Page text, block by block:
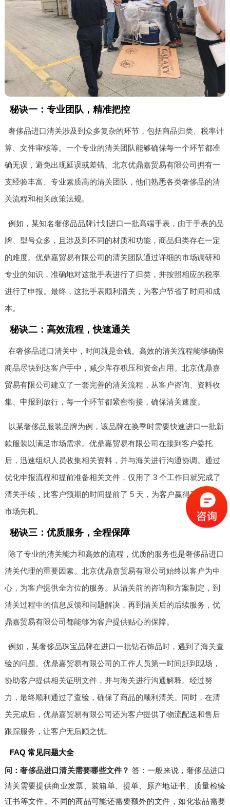
秘诀一：专业团队，精准把控
奢侈品进口清关涉及到众多复杂的环节，包括商品归类、税率计
算、文件审核等。一个专业的清关团队能够确保每一个环节都准
确无误，避免出现延误或差错。北京优鼎嘉贸易有限公司拥有一
支经验丰富、专业素质高的清关团队，他们熟悉各类奢侈品的清
关流程和相关政策法规。
例如，某知名奢侈品品牌计划进口一批高端手表，由于手表的品
牌、型号众多，且涉及到不同的材质和功能，商品归类存在一定
的难度。优鼎嘉贸易有限公司的清关团队通过详细的市场调研和
专业的知识，准确地对这批手表进行了归类，并按照相应的税率
进行了申报。最终，这批手表顺利清关，为客户节省了时间和成
本。
秘诀二：高效流程，快速通关
在奢侈品进口清关中，时间就是金钱。高效的清关流程能够确保
商品尽快到达客户手中，减少库存积压和资金占用。北京优鼎嘉
贸易有限公司建立了一套完善的清关流程，从客户咨询、资料收
集、申报到放行，每一个环节都紧密衔接，确保清关速度。
以某奢侈品服装品牌为例，该品牌在换季时需要快速进口一批新
款服装以满足市场需求。优鼎嘉贸易有限公司在接到客户委托
后，迅速组织人员收集相关资料，并与海关进行沟通协调。通过
优化申报流程和提前准备相关文件，仅用了 3 个工作日就完成了
清关手续，比客户预期的时间提前了 5 天，为客户赢得了宝贵的
市场先机。
秘诀三：优质服务，全程保障
除了专业的清关能力和高效的流程，优质的服务也是奢侈品进口
清关代理的重要因素。北京优鼎嘉贸易有限公司始终以客户为中
心，为客户提供全方位的服务。从清关前的咨询和方案制定，到
清关过程中的信息反馈和问题解决，再到清关后的后续服务，优
鼎嘉贸易有限公司都能够为客户提供贴心的保障。
例如，某奢侈品珠宝品牌在进口一批钻石饰品时，遇到了海关查
验的问题。优鼎嘉贸易有限公司的工作人员第一时间赶到现场，
协助客户提供相关证明文件，并与海关进行沟通解释。经过努
力，最终顺利通过了查验，确保了商品的顺利清关。同时，在清
关完成后，优鼎嘉贸易有限公司还为客户提供了物流配送和售后
跟踪服务，让客户无后顾之忧。
FAQ 常见问题大全
问：奢侈品进口清关需要哪些文件？ 答：一般来说，奢侈品进口
清关需要提供商业发票、装箱单、提单、原产地证书、质量检验
证书等文件。不同的商品可能还需要额外的文件，如化妆品需要